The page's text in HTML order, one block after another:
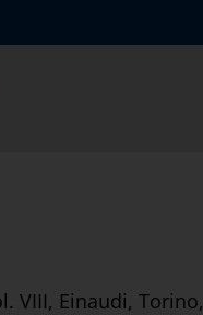
VIII, Einaudi,